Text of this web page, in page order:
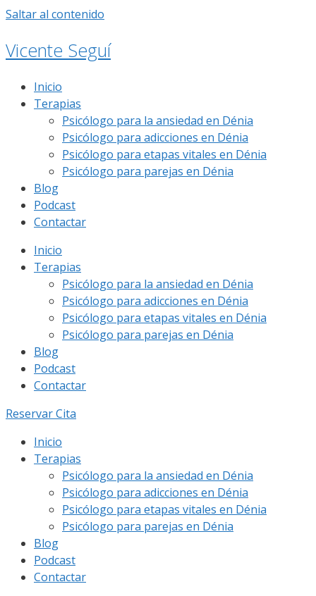
Saltar al contenido
Vicente Seguí
Inicio
Terapias
Psicólogo para la ansiedad en Dénia
Psicólogo para adicciones en Dénia
Psicólogo para etapas vitales en Dénia
Psicólogo para parejas en Dénia
Blog
Podcast
Contactar
Inicio
Terapias
Psicólogo para la ansiedad en Dénia
Psicólogo para adicciones en Dénia
Psicólogo para etapas vitales en Dénia
Psicólogo para parejas en Dénia
Blog
Podcast
Contactar
Reservar Cita
Inicio
Terapias
Psicólogo para la ansiedad en Dénia
Psicólogo para adicciones en Dénia
Psicólogo para etapas vitales en Dénia
Psicólogo para parejas en Dénia
Blog
Podcast
Contactar